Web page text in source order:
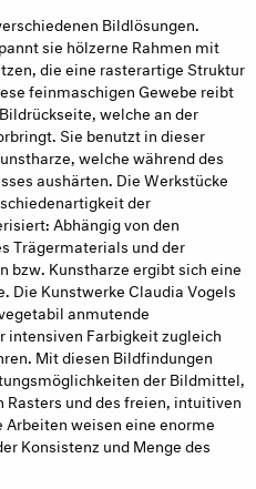
Bildlösungen.
sie hölzerne Rahmen mit
die eine rasterartige Struktur
feinmaschigen Gewebe reibt
welche an der
Sie benutzt in dieser
welche während des
aushärten. Die Werkstücke
der
Abhängig von den
Trägermaterials und der
bzw. Kunstharze ergibt sich eine
Die Kunstwerke Claudia Vogels
anmutende
intensiven Farbigkeit zugleich
Mit diesen Bildfindungen
der Bildmittel,
und des freien, intuitiven
Arbeiten weisen eine enorme
Konsistenz und Menge des